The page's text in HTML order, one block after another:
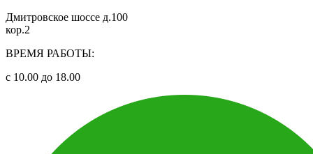
Дмитровское шоссе д.100
кор.2
ВРЕМЯ РАБОТЫ:
с 10.00 до 18.00